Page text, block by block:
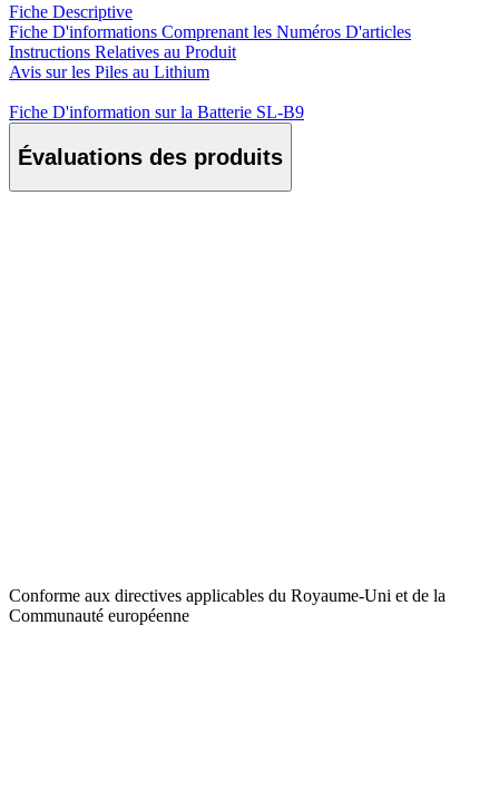
Fiche Descriptive
Fiche D'informations Comprenant les Numéros D'articles
Instructions Relatives au Produit
Avis sur les Piles au Lithium
Fiche D'information sur la Batterie SL-B9
Évaluations des produits
Conforme aux directives applicables du Royaume-Uni et de la
Communauté européenne